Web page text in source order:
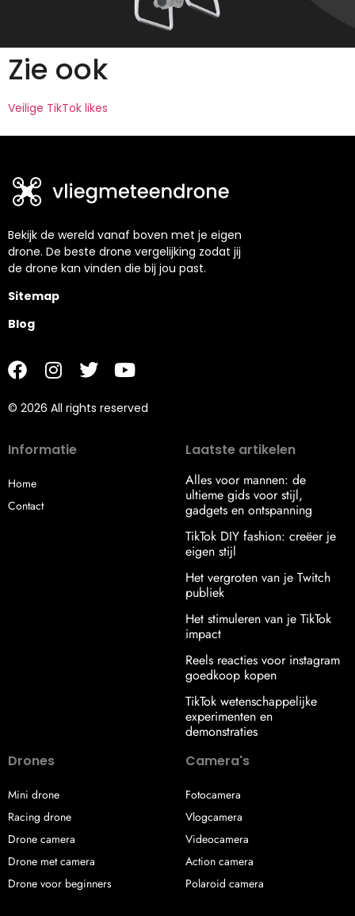
Zie ook
Veilige TikTok likes
Bekijk de wereld vanaf boven met je eigen
drone. De beste drone vergelijking zodat jij
de drone kan vinden die bij jou past.
Sitemap
Blog
© 2026 All rights reserved
Informatie
Home
Contact
Laatste artikelen
Alles voor mannen: de
ultieme gids voor stijl,
gadgets en ontspanning
TikTok DIY fashion: creëer je
eigen stijl
Het vergroten van je Twitch
publiek
Het stimuleren van je TikTok
impact
Reels reacties voor instagram
goedkoop kopen
TikTok wetenschappelijke
experimenten en
demonstraties
Drones
Mini drone
Racing drone
Drone camera
Drone met camera
Drone voor beginners
Camera's
Fotocamera
Vlogcamera
Videocamera
Action camera
Polaroid camera